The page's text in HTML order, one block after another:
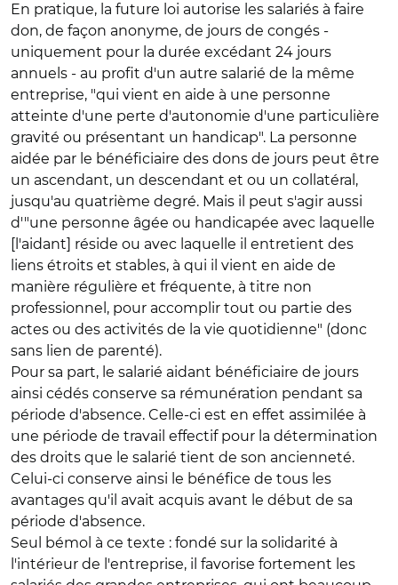
En pratique, la future loi autorise les salariés à faire
don, de façon anonyme, de jours de congés -
uniquement pour la durée excédant 24 jours
annuels - au profit d'un autre salarié de la même
entreprise, "qui vient en aide à une personne
atteinte d'une perte d'autonomie d'une particulière
gravité ou présentant un handicap". La personne
aidée par le bénéficiaire des dons de jours peut être
un ascendant, un descendant et ou un collatéral,
jusqu'au quatrième degré. Mais il peut s'agir aussi
d'"une personne âgée ou handicapée avec laquelle
[l'aidant] réside ou avec laquelle il entretient des
liens étroits et stables, à qui il vient en aide de
manière régulière et fréquente, à titre non
professionnel, pour accomplir tout ou partie des
actes ou des activités de la vie quotidienne" (donc
sans lien de parenté).
Pour sa part, le salarié aidant bénéficiaire de jours
ainsi cédés conserve sa rémunération pendant sa
période d'absence. Celle-ci est en effet assimilée à
une période de travail effectif pour la détermination
des droits que le salarié tient de son ancienneté.
Celui-ci conserve ainsi le bénéfice de tous les
avantages qu'il avait acquis avant le début de sa
période d'absence.
Seul bémol à ce texte : fondé sur la solidarité à
l'intérieur de l'entreprise, il favorise fortement les